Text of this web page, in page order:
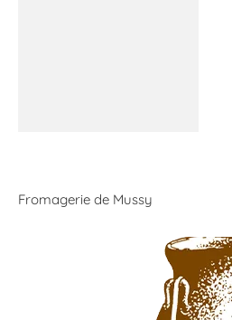
Fromagerie de Mussy